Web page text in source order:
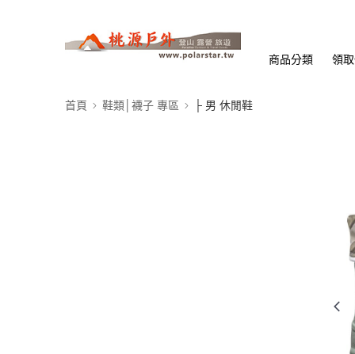
商品分類 領
首頁 鞋類│襪子 專區 ├ 男 休閒鞋